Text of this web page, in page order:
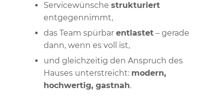
Servicewünsche strukturiert
entgegennimmt,
das Team spürbar entlastet– gerade
dann, wenn es voll ist,
und gleichzeitig den Anspruch des
Hauses unterstreicht: modern,
hochwertig, gastnah.